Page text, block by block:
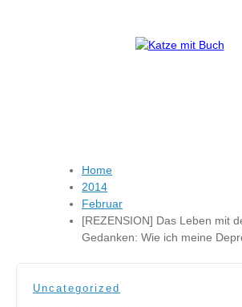
Home
2014
Februar
[REZENSION] Das Leben mit
Gedanken: Wie ich meine
Uncategorized